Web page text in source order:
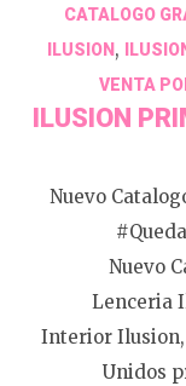
CATALOGO
ILUSION,
VENTA
ILUSION
Nuevo
Nuevo
Lenceria
Interior Ilusion,
Unidos